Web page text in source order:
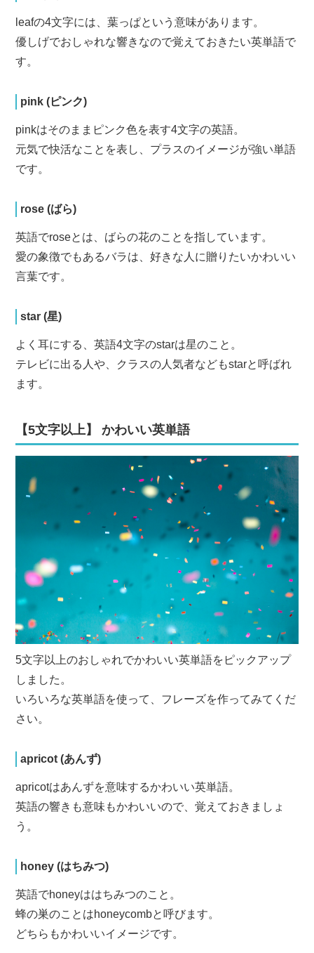
leafの4文字には、葉っぱという意味があります。
優しげでおしゃれな響きなので覚えておきたい英単語で
す。
pink (ピンク)
pinkはそのままピンク色を表す4文字の英語。
元気で快活なことを表し、プラスのイメージが強い単語
です。
rose (ばら)
英語でroseとは、ばらの花のことを指しています。
愛の象徴でもあるバラは、好きな人に贈りたいかわいい
言葉です。
star (星)
よく耳にする、英語4文字のstarは星のこと。
テレビに出る人や、クラスの人気者などもstarと呼ばれ
ます。
【5文字以上】 かわいい英単語
5文字以上のおしゃれでかわいい英単語をピックアップ
しました。
いろいろな英単語を使って、フレーズを作ってみてくだ
さい。
apricot (あんず)
apricotはあんずを意味するかわいい英単語。
英語の響きも意味もかわいいので、覚えておきましょ
う。
honey (はちみつ)
英語でhoneyははちみつのこと。
蜂の巣のことはhoneycombと呼びます。
どちらもかわいいイメージです。